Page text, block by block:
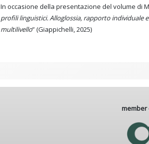
In occasione della presentazione del volume di
profili linguistici. Alloglossia, rapporto individuale
multilivello” (Giappichelli, 2025)
member